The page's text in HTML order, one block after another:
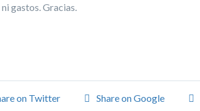
gastos. Gracias.
on Twitter Share on Google